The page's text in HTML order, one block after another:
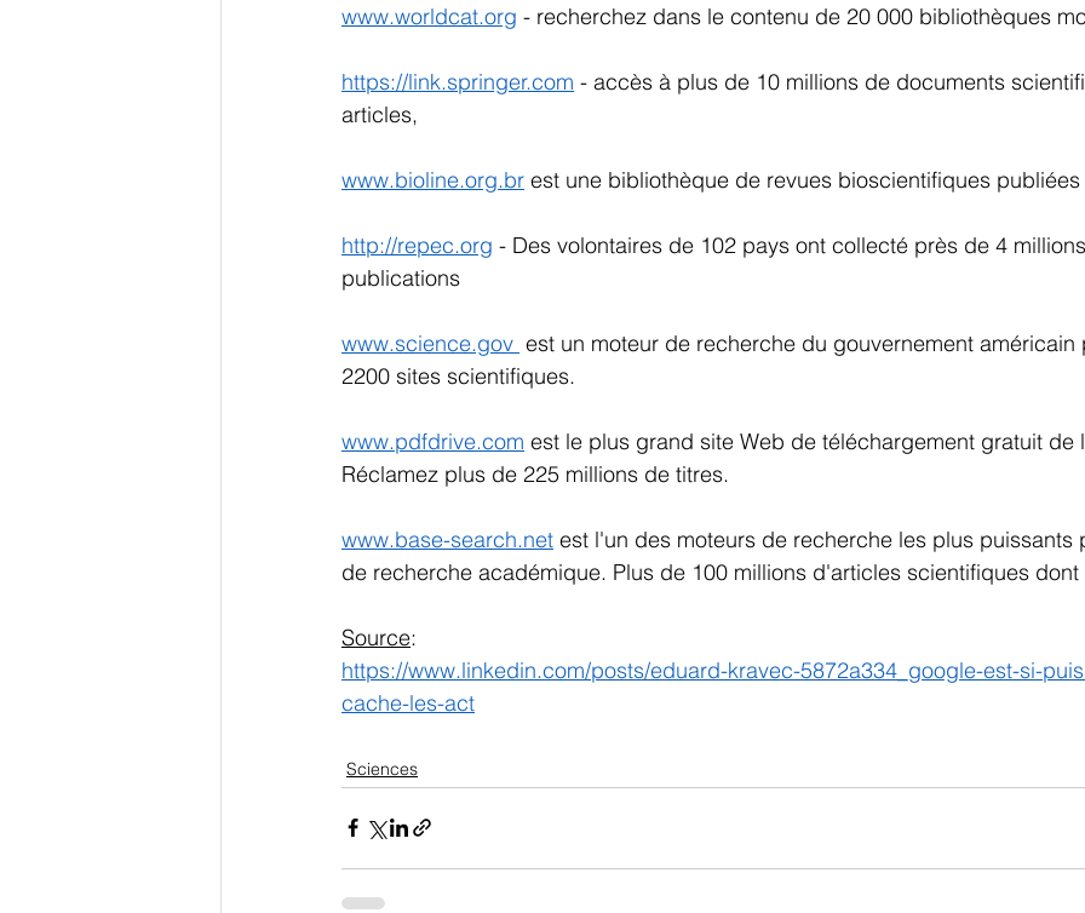
www.worldcat.org - recherchez dans le contenu de 20 000 bibliothèques
https://link.springer.com - accès à plus de 10 millions de documents
articles,
www.bioline.org.br est une bibliothèque de revues bioscientifiques publiées
http://repec.org - Des volontaires de 102 pays ont collecté près de 4
publications
www.science.gov est un moteur de recherche du gouvernement américain
2200 sites scientifiques.
www.pdfdrive.com est le plus grand site Web de téléchargement gratuit de
Réclamez plus de 225 millions de titres.
www.base-search.net est l'un des moteurs de recherche les plus puissants
de recherche académique. Plus de 100 millions d'articles scientifiques dont
Source:
https://www.linkedin.com/posts/eduard-kravec-5872a334_google-est-si-
cache-les-act
Sciences